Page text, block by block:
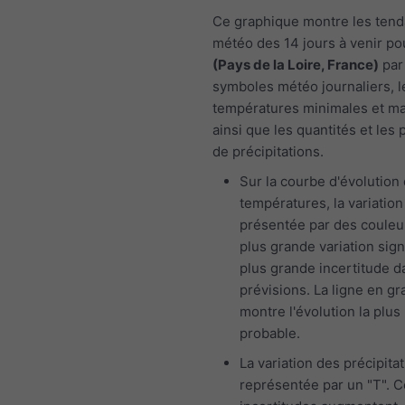
Ce graphique montre les
météo des 14 jours à venir
(Pays de la Loire, France)
symboles météo journaliers,
températures minimales et
ainsi que les quantités et les
de précipitations.
Sur la courbe d'évolution
températures, la
présentée par des
plus grande variation
plus grande incertitude
prévisions. La ligne en
montre l'évolution la plus
probable.
La variation des
représentée par un "T".